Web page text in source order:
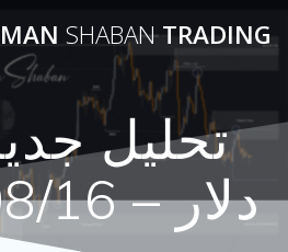
to
content
SHABANTRADING
تحلیل
دلار – 1404/08/16